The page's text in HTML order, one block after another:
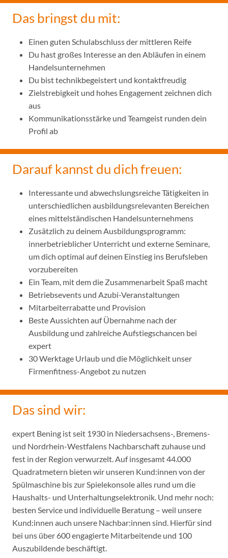
Das bringst du mit:
Einen guten Schulabschluss der mittleren Reife
Du hast großes Interesse an den Abläufen in einem
Handelsunternehmen
Du bist technikbegeistert und kontaktfreudig
Zielstrebigkeit und hohes Engagement zeichnen dich
aus
Kommunikationsstärke und Teamgeist runden dein
Profil ab
Darauf kannst du dich freuen:
Interessante und abwechslungsreiche Tätigkeiten in
unterschiedlichen ausbildungsrelevanten Bereichen
eines mittelständischen Handelsunternehmens
Zusätzlich zu deinem Ausbildungsprogramm:
innerbetrieblicher Unterricht und externe Seminare,
um dich optimal auf deinen Einstieg ins Berufsleben
vorzubereiten
Ein Team, mit dem die Zusammenarbeit Spaß macht
Betriebsevents und Azubi-Veranstaltungen
Mitarbeiterrabatte und Provision
Beste Aussichten auf Übernahme nach der
Ausbildung und zahlreiche Aufstiegschancen bei
expert
30 Werktage Urlaub und die Möglichkeit unser
Firmenfitness-Angebot zu nutzen
Das sind wir:
expert Bening ist seit 1930 in Niedersachsens-, Bremens-
und Nordrhein-Westfalens Nachbarschaft zuhause und
fest in der Region verwurzelt. Auf insgesamt 44.000
Quadratmetern bieten wir unseren Kund:innen von der
Spülmaschine bis zur Spielekonsole alles rund um die
Haushalts- und Unterhaltungselektronik. Und mehr noch:
besten Service und individuelle Beratung – weil unsere
Kund:innen auch unsere Nachbar:innen sind. Hierfür sind
bei uns über 600 engagierte Mitarbeitende und 100
Auszubildende beschäftigt.